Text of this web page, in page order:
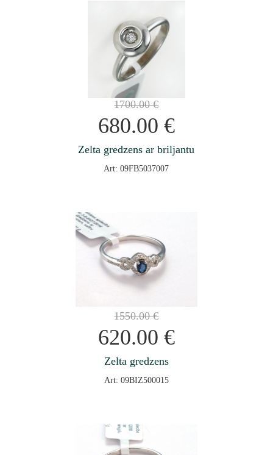
1700.00€
680.00 €
Zelta gredzens ar briljantu
Art: 09FB5037007
1550.00€
620.00 €
Zelta gredzens
Art: 09BIZ500015